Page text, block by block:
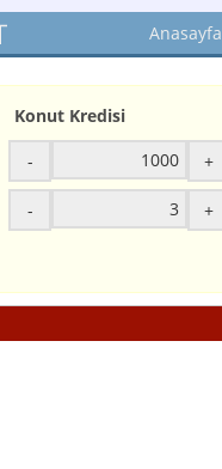
Anasayfa
Konut Kredisi
-
+
-
+